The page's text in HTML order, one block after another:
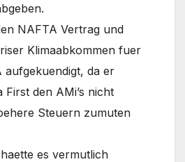
NAFTA Vertrag und
Klimaabkommen fuer
aufgekuendigt, da er
First den AMi’s nicht
Steuern zumuten
es vermutlich